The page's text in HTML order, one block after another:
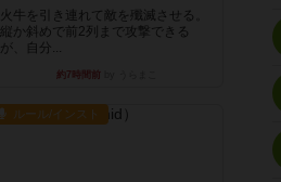
火牛を引き連れて敵を殲滅させる。
縦か斜めで前2列まで攻撃できる
が、自分...
約7時間前
ルール/インスト